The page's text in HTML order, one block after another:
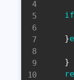
if
}
}